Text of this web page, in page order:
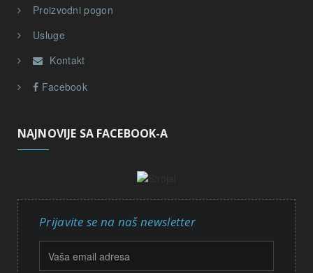
Copyright © Strojal d.o.o. 2026. All rights reserved.
Powered byInnoTech CMS